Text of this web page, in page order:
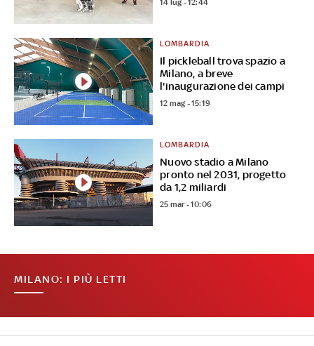
14 lug - 12:44
Il pickleball trova spazio a
Milano, a breve
l'inaugurazione dei campi
LOMBARDIA
12 mag - 15:19
Nuovo stadio a Milano
pronto nel 2031, progetto
da 1,2 miliardi
LOMBARDIA
25 mar - 10:06
MILANO: I PIÙ LETTI